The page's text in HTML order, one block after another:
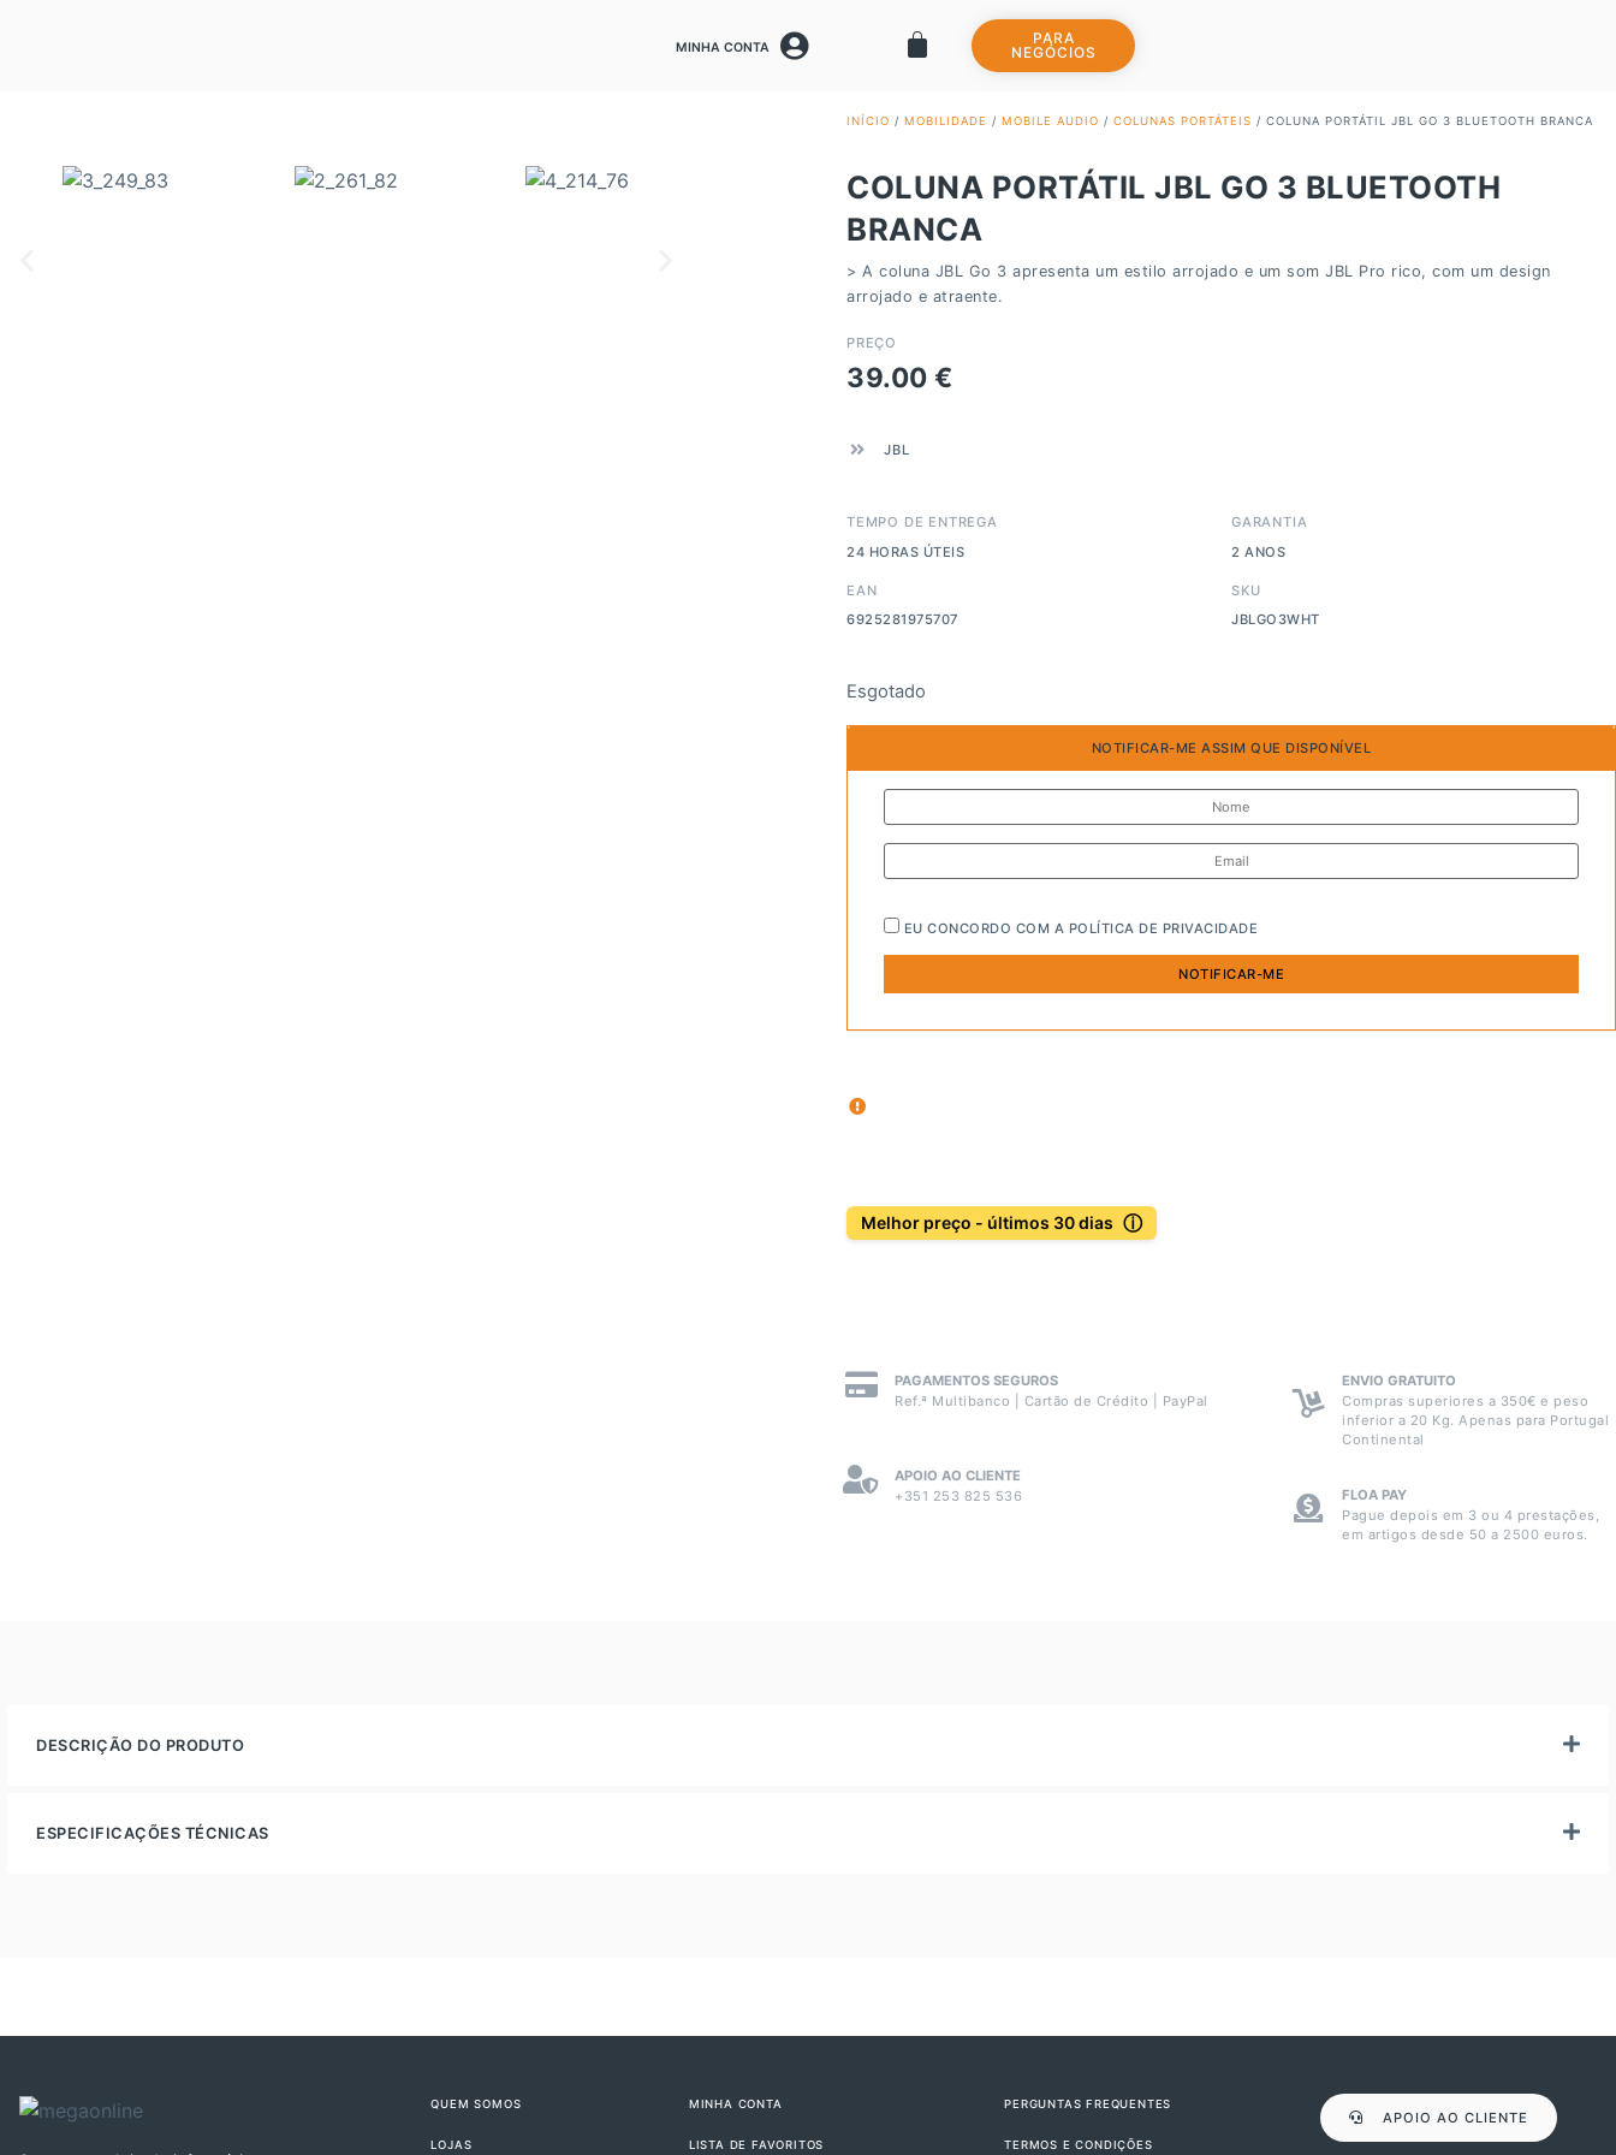
MINHA CONTA
PARA
NEGÓCIOS
INÍCIO / MOBILIDADE / MOBILE AUDIO / COLUNAS PORTÁTEIS / COLUNA PORTÁTIL JBL GO 3 BLUETOOTH BRANCA
COLUNA PORTÁTIL JBL GO 3 BLUETOOTH
BRANCA
> A coluna JBL Go 3 apresenta um estilo arrojado e um som JBL Pro rico, com um design
arrojado e atraente.
PREÇO
39.00 €
JBL
TEMPO DE ENTREGA
24 HORAS ÚTEIS
GARANTIA
2 ANOS
EAN
6925281975707
SKU
JBLGO3WHT
Esgotado
NOTIFICAR-ME ASSIM QUE DISPONÍVEL
EU CONCORDO COM A POLÍTICA DE PRIVACIDADE
Melhor preço - últimos 30 dias ⓘ
PAGAMENTOS SEGUROS
Ref.ª Multibanco | Cartão de Crédito | PayPal
APOIO AO CLIENTE
+351 253 825 536
ENVIO GRATUITO
Compras superiores a 350€ e peso
inferior a 20 Kg. Apenas para Portugal
Continental
FLOA PAY
Pague depois em 3 ou 4 prestações,
em artigos desde 50 a 2500 euros.
DESCRIÇÃO DO PRODUTO
ESPECIFICAÇÕES TÉCNICAS
QUEM SOMOS
LOJAS
MINHA CONTA
LISTA DE FAVORITOS
PERGUNTAS FREQUENTES
TERMOS E CONDIÇÕES
APOIO AO CLIENTE